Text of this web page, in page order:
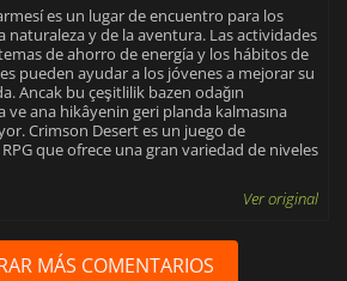
es un lugar de encuentro para los
naturaleza y de la aventura. Las actividades
de ahorro de energía y los hábitos de
pueden ayudar a los jóvenes a mejorar su
Ancak bu çeşitlilik bazen odağın
ve ana hikâyenin geri planda kalmasına
Crimson Desert es un juego de
que ofrece una gran variedad de niveles
Ver original
MÁS COMENTARIOS